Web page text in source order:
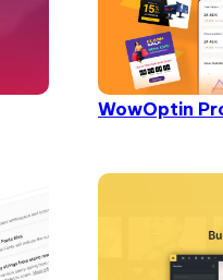
WowOptin